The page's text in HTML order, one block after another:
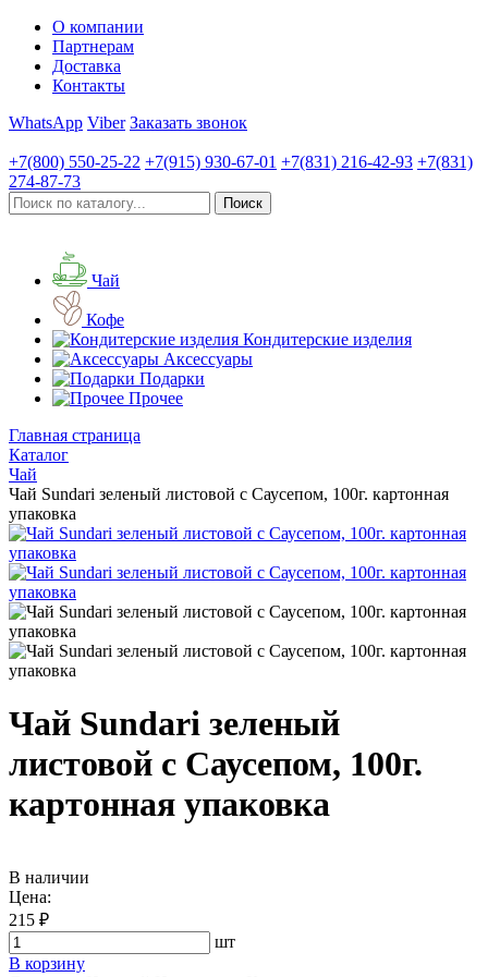
О компании
Партнерам
Доставка
Контакты
WhatsApp Viber Заказать звонок
+7(800) 550-25-22 +7(915) 930-67-01 +7(831) 216-42-93 +7(831)
274-87-73
Чай
Кофе
Кондитерские изделия
Аксессуары
Подарки
Прочее
Главная страница
Каталог
Чай
Чай Sundari зеленый листовой с Саусепом, 100г. картонная
упаковка
Чай Sundari зеленый
листовой с Саусепом, 100г.
картонная упаковка
В наличии
Цена:
215 ₽
шт
В корзину